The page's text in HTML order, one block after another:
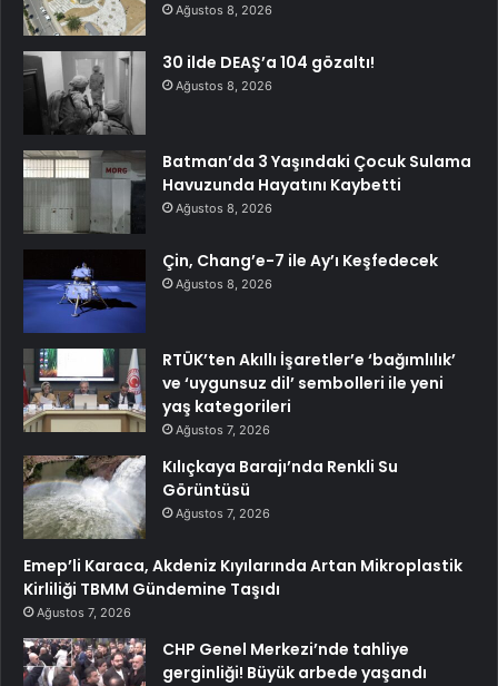
Ağustos 8, 2026
30 ilde DEAŞ’a 104 gözaltı!
Ağustos 8, 2026
Batman’da 3 Yaşındaki Çocuk Sulama
Havuzunda Hayatını Kaybetti
Ağustos 8, 2026
Çin, Chang’e-7 ile Ay’ı Keşfedecek
Ağustos 8, 2026
RTÜK’ten Akıllı İşaretler’e ‘bağımlılık’
ve ‘uygunsuz dil’ sembolleri ile yeni
yaş kategorileri
Ağustos 7, 2026
Kılıçkaya Barajı’nda Renkli Su
Görüntüsü
Ağustos 7, 2026
Emep’li Karaca, Akdeniz Kıyılarında Artan Mikroplastik
Kirliliği TBMM Gündemine Taşıdı
Ağustos 7, 2026
CHP Genel Merkezi’nde tahliye
gerginliği! Büyük arbede yaşandı